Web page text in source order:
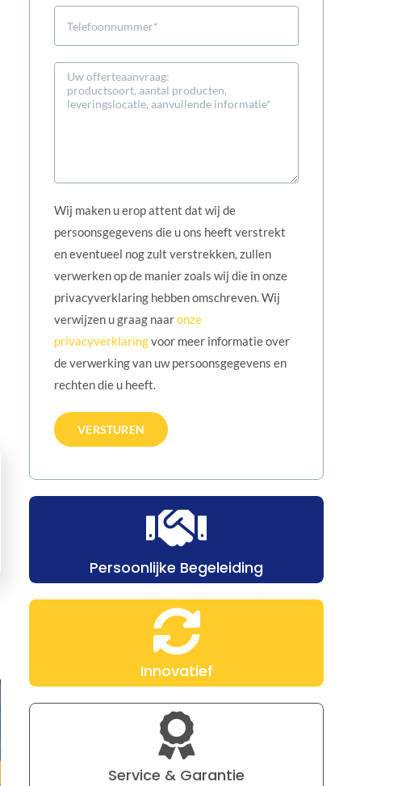
Ruimtebenutting door
Wij maken u erop attent dat wij de
persoonsgegevens die u ons heeft verstrekt
en eventueel nog zult verstrekken, zullen
verwerken op de manier zoals wij die in onze
privacyverklaring hebben omschreven. Wij
verwijzen u graag naaronze
privacyverklaringvoor meer informatie over
de verwerking van uw persoonsgegevens en
rechten die u heeft.
Persoonlijke Begeleiding
Innovatief
Service & Garantie